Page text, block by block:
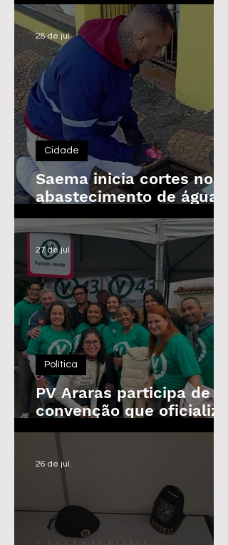
Saema inicia cortes no
abastecimento de água
de imóveis inadimplentes
a partir de 3 de agosto
Cidade
28 de jul.
PV Araras participa de
convenção que oficializa
candidaturas da
Política
27 de jul.
26 de jul.